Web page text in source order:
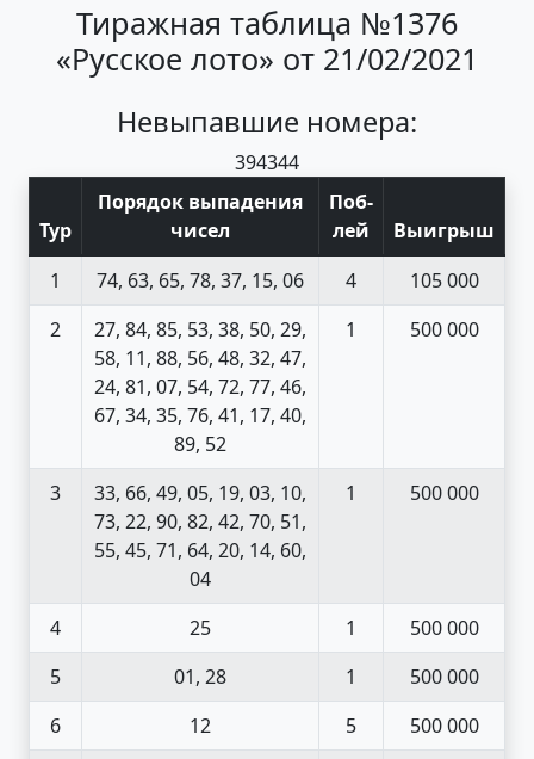
Тиражная таблица №1376
«Русское лото» от 21/02/2021
Невыпавшие номера:
394344
Тур
Порядок выпадения
чисел
Поб-
лей
Выигрыш
1
74, 63, 65, 78, 37, 15, 06 4
105 000
2
27, 84, 85, 53, 38, 50, 29,
58, 11, 88, 56, 48, 32, 47,
24, 81, 07, 54, 72, 77, 46,
67, 34, 35, 76, 41, 17, 40,
89, 52
1 500 000
3
33, 66, 49, 05, 19, 03, 10,
73, 22, 90, 82, 42, 70, 51,
55, 45, 71, 64, 20, 14, 60,
04
1 500 000
4 25 1
500 000
5
01, 28 1
500 000
6
12 5
500 000